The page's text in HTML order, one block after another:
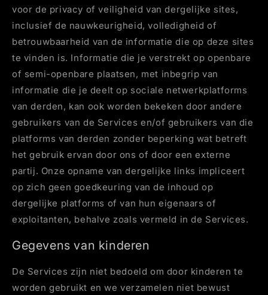
voor de privacy of veiligheid van dergelijke sites,
inclusief de nauwkeurigheid, volledigheid of
betrouwbaarheid van de informatie die op deze sites
te vinden is. Informatie die je verstrekt op openbare
of semi-openbare plaatsen, met inbegrip van
informatie die je deelt op sociale netwerkplatforms
van derden, kan ook worden bekeken door andere
gebruikers van de Services en/of gebruikers van die
platforms van derden zonder beperking wat betreft
het gebruik ervan door ons of door een externe
partij. Onze opname van dergelijke links impliceert
op zich geen goedkeuring van de inhoud op
dergelijke platforms of van hun eigenaars of
exploitanten, behalve zoals vermeld in de Services.
Gegevens van kinderen
De Services zijn niet bedoeld om door kinderen te
worden gebruikt en we verzamelen niet bewust